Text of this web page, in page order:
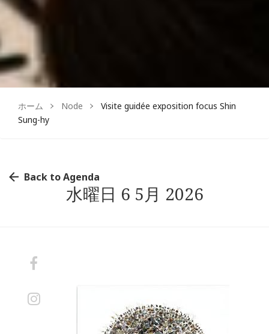
ホーム Node
Visite guidée exposition focus Shin
Sung-hy
Back to Agenda
水曜日 6 5月 2026
Facebook
Aller